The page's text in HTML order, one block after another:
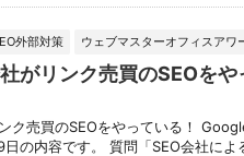
外部対策 ウェブマスターオフィスアワ
がリンク売買のSEOをや
ク売買のSEOをやっている！
の内容です。 質問「SEO会社に